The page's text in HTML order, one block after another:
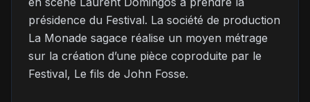
présidence du Festival. La société de production
La Monade sagace réalise un moyen métrage
sur la création d’une pièce coproduite par le
Festival, Le fils de John Fosse.